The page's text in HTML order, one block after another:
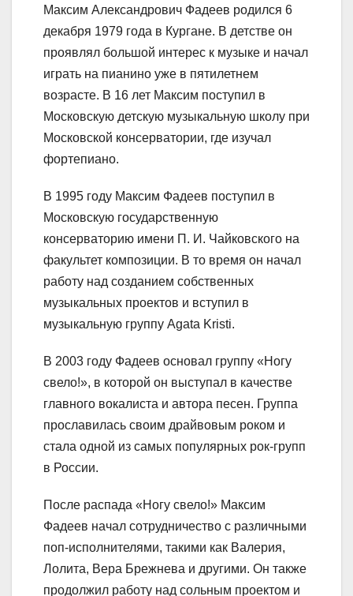
Максим Александрович Фадеев родился 6
декабря 1979 года в Кургане. В детстве он
проявлял большой интерес к музыке и начал
играть на пианино уже в пятилетнем
возрасте. В 16 лет Максим поступил в
Московскую детскую музыкальную школу при
Московской консерватории, где изучал
фортепиано.
В 1995 году Максим Фадеев поступил в
Московскую государственную
консерваторию имени П. И. Чайковского на
факультет композиции. В то время он начал
работу над созданием собственных
музыкальных проектов и вступил в
музыкальную группу Agata Kristi.
В 2003 году Фадеев основал группу «Ногу
свело!», в которой он выступал в качестве
главного вокалиста и автора песен. Группа
прославилась своим драйвовым роком и
стала одной из самых популярных рок-групп
в России.
После распада «Ногу свело!» Максим
Фадеев начал сотрудничество с различными
поп-исполнителями, такими как Валерия,
Лолита, Вера Брежнева и другими. Он также
продолжил работу над сольным проектом и